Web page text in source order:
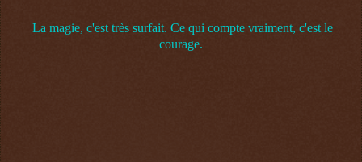
La magie, c'est très surfait. Ce qui compte vraiment, c'est le
courage.